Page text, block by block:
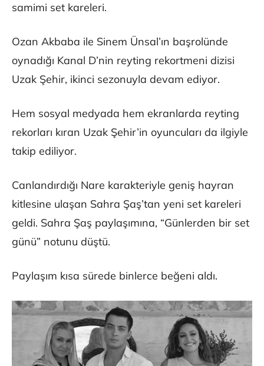
samimi set kareleri.
Ozan Akbaba ile Sinem Ünsal’ın başrolünde
oynadığı Kanal D’nin reyting rekortmeni dizisi
Uzak Şehir, ikinci sezonuyla devam ediyor.
Hem sosyal medyada hem ekranlarda reyting
rekorları kıran Uzak Şehir’in oyuncuları da ilgiyle
takip ediliyor.
Canlandırdığı Nare karakteriyle geniş hayran
kitlesine ulaşan Sahra Şaş’tan yeni set kareleri
geldi. Sahra Şaş paylaşımına, “Günlerden bir set
günü” notunu düştü.
Paylaşım kısa sürede binlerce beğeni aldı.